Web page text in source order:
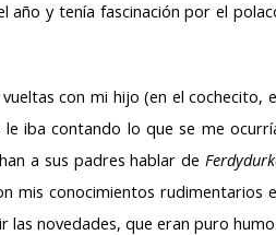
año y tenía fascinación por el
con mi hijo (en el cochecito,
iba contando lo que se me
a sus padres hablar de
mis conocimientos rudimentarios
las novedades, que eran puro humo.